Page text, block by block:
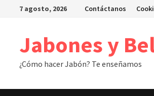
Saltar7 agosto, 2026 Contáctanos
Jabones y
¿Cómo hacer Jabón? Te enseñamos